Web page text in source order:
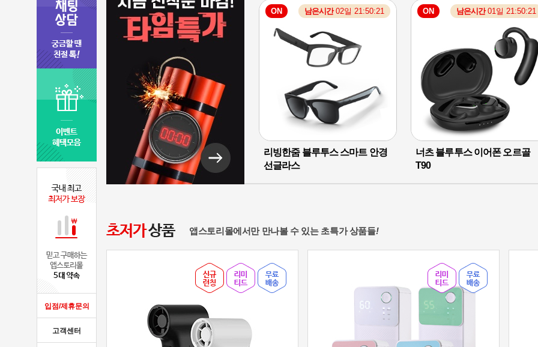
ON 남은시간 02일 21:50:20
%49,800원
리빙한줌 블루투스 스마트 안경
선글라스
ON 남은시간 01일 21:50:20
%109,000 원
27,400원
너츠 블루투스 이어폰 오르골
T90
앱스토리몰에서만 만나볼 수 있는 초특가 상품들!
입점/제휴문의
고객센터